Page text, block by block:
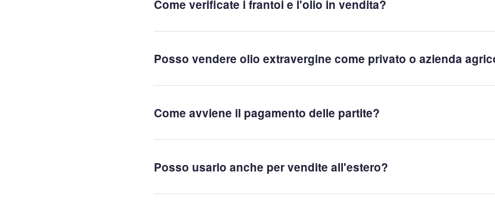
Come verificate i frantoi e l'olio in vendita?
Posso vendere olio extravergine come privato o azienda
Come avviene il pagamento delle partite?
Posso usarlo anche per vendite all'estero?